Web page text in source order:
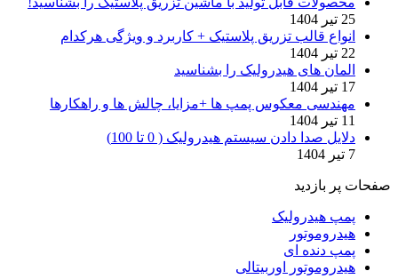
25 تیر 1404
انواع قالب تزریق پلاستیک + کاربرد و ویژگی هرکدام
22 تیر 1404
المان های هیدرولیک را بشناسید
17 تیر 1404
مهندسی معکوس پمپ ها +مزایا، چالش ها و راهکارها
11 تیر 1404
دلایل صدا دادن سیستم هیدرولیک ( 0 تا 100)
7 تیر 1404
صفحات پر بازدید
پمپ هیدرولیک
هیدروموتور
پمپ دنده ای
هیدروموتور اوربیتالی